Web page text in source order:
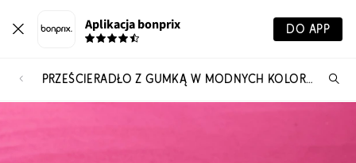
Aplikacja bonprix DO APP
PRZEŚCIERADŁO Z GUMKĄ W MODNYCH KOLORACH